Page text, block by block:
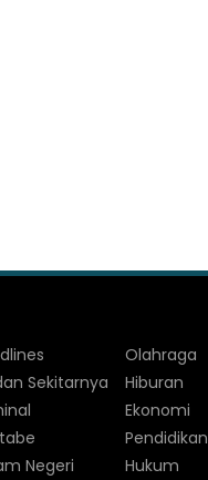
Sekitarnya
Negeri
Olahraga
Hiburan
Ekonomi
Pendidikan
Hukum